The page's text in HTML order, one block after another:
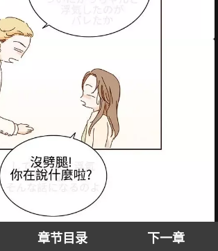
章节目录 下一章